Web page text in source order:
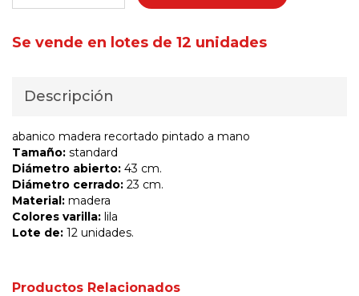
Se vende en lotes de 12 unidades
Descripción
abanico madera recortado pintado a mano
Tamaño: standard
Diámetro abierto: 43 cm.
Diámetro cerrado: 23 cm.
Material: madera
Colores varilla: lila
Lote de: 12 unidades.
Productos Relacionados